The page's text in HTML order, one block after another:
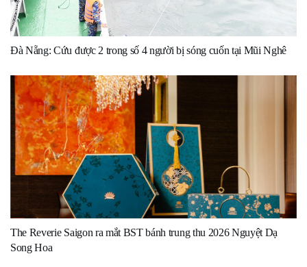
Đà Nẵng: Cứu được 2 trong số 4 người bị sóng cuốn tại Mũi Nghê
The Reverie Saigon ra mắt BST bánh trung thu 2026 Nguyệt Dạ
Song Hoa